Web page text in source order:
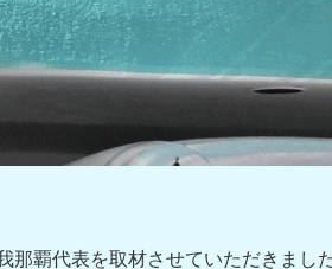
那覇代表を取材させていただきまし